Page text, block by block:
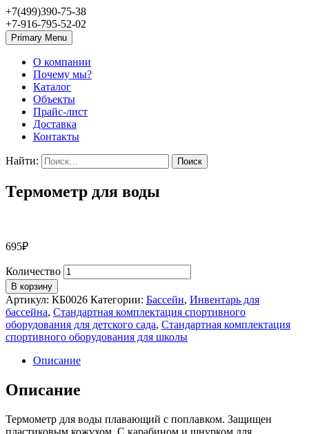
+7(499)390-75-38
+7-916-795-52-02
Primary Menu
О компании
Почему мы?
Каталог
Объекты
Прайс-лист
Доставка
Контакты
Найти:
Термометр для воды
695₽
Количество
В корзину
Артикул: КБ0026 Категории: Бассейн, Инвентарь для
бассейна, Стандартная комплектация спортивного
оборудования для детского сада, Стандартная комплектация
спортивного оборудования для школы
Описание
Описание
Термометр для воды плавающий с поплавком. Защищен
пластиковым кожухом. С карабином и шнурком для